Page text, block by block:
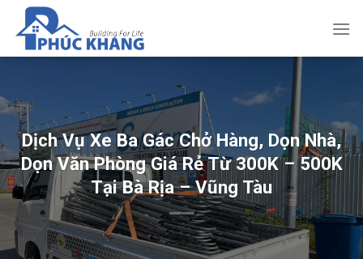
qua
Dịch Vụ Xe Ba Gác Chở Hàng, Dọn Nhà,
Dọn Văn Phòng Giá Rẻ Từ 300K – 500K
Tại Bà Rịa – Vũng Tàu